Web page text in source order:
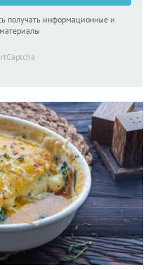
получать информационные и